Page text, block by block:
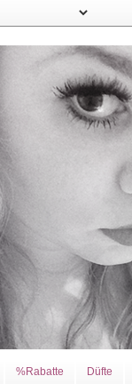
%Rabatte Düfte